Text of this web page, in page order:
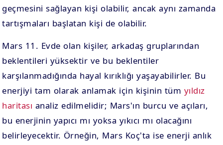
geçmesini sağlayan kişi olabilir, ancak aynı zamanda
tartışmaları başlatan kişi de olabilir.
Mars 11. Evde olan kişiler, arkadaş gruplarından
beklentileri yüksektir ve bu beklentiler
karşılanmadığında hayal kırıklığı yaşayabilirler. Bu
enerjiyi tam olarak anlamak için kişinin tüm yıldız
haritası analiz edilmelidir; Mars'ın burcu ve açıları,
bu enerjinin yapıcı mı yoksa yıkıcı mı olacağını
belirleyecektir. Örneğin, Mars Koç'ta ise enerji anlık